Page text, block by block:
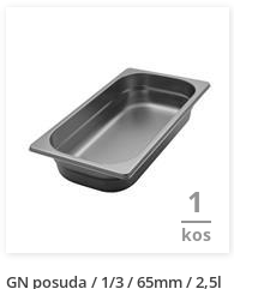
1
kos
GN posuda / 1/3 / 65mm / 2,5l